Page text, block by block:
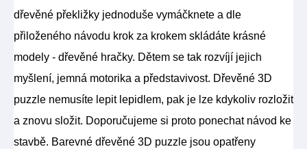
dřevěné překližky jednoduše vymáčknete a dle
přiloženého návodu krok za krokem skládáte krásné
modely - dřevěné hračky. Dětem se tak rozvíjí jejich
myšlení, jemná motorika a představivost. Dřevěné 3D
puzzle nemusíte lepit lepidlem, pak je lze kdykoliv rozložit
a znovu složit. Doporučujeme si proto ponechat návod ke
stavbě. Barevné dřevěné 3D puzzle jsou opatřeny